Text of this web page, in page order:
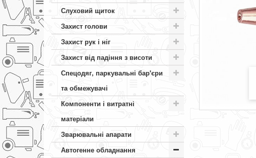
Слуховий щиток
Захист голови
Захист рук і ніг
Захист від падіння з висоти
Спецодяг, паркувальні бар'єри
та обмежувачі
Компоненти і витратні
матеріали
Зварювальні апарати
Автогенне обладнання